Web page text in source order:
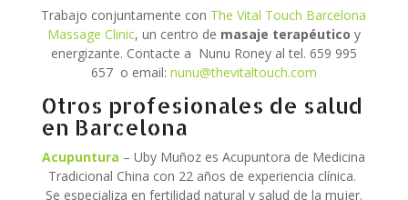
Trabajo conjuntamente con The Vital Touch Barcelona
Massage Clinic, un centro de masaje terapéutico y
energizante. Contacte a Nunu Roney al tel. 659 995
657 o email: nunu@thevitaltouch.com
Otros profesionales de salud
en Barcelona
Acupuntura – Uby Muñoz es Acupuntora de Medicina
Tradicional China con 22 años de experiencia clínica.
Se especializa en fertilidad natural y salud de la mujer.